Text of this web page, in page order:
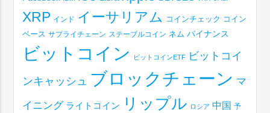
XRP インド イーサリアム コインチェック コイン
ベース サプライチェーン ステーブルコイン ネム バイナンス
ビットコイン ビットコインETF ビットコイ
ンキャッシュ ブロックチェーン マ
イニング ライトコイン リップル ロシア 中国 予